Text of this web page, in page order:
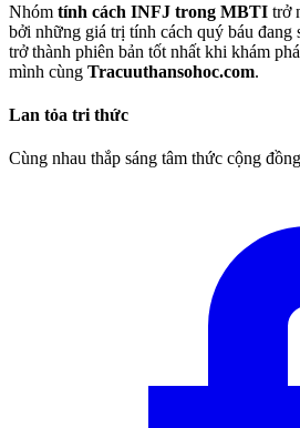
Nhóm tính cách INFJ trong MBTI trở
bởi những giá trị tính cách quý báu đang
trở thành phiên bản tốt nhất khi khám
mình cùng Tracuuthansohoc.com.
Lan tỏa tri thức
Cùng nhau thắp sáng tâm thức cộng đồng